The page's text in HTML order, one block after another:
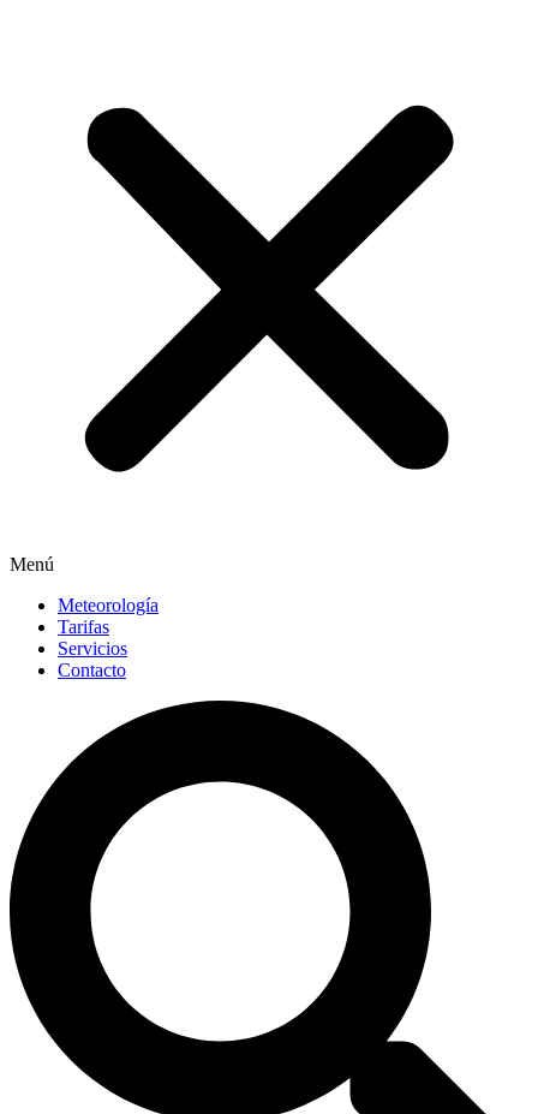
Menú
Meteorología
Tarifas
Servicios
Contacto